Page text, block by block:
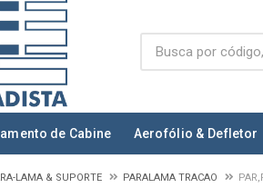
de Cabine Aerofólio & Defletor
LAMA & SUPORTE PARALAMA TRACAO